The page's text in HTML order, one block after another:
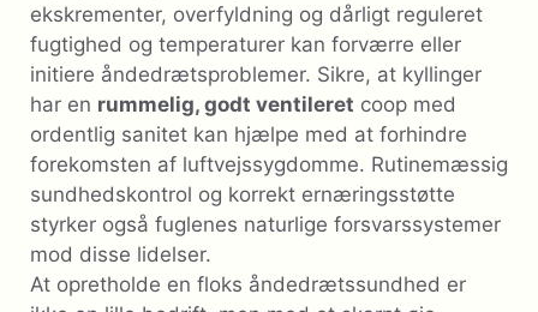
ekskrementer, overfyldning og dårligt reguleret
fugtighed og temperaturer kan forværre eller
initiere åndedrætsproblemer. Sikre, at kyllinger
har en rummelig, godt ventileret coop med
ordentlig sanitet kan hjælpe med at forhindre
forekomsten af ​​luftvejssygdomme. Rutinemæssig
sundhedskontrol og korrekt ernæringsstøtte
styrker også fuglenes naturlige forsvarssystemer
mod disse lidelser.
At opretholde en floks åndedrætssundhed er